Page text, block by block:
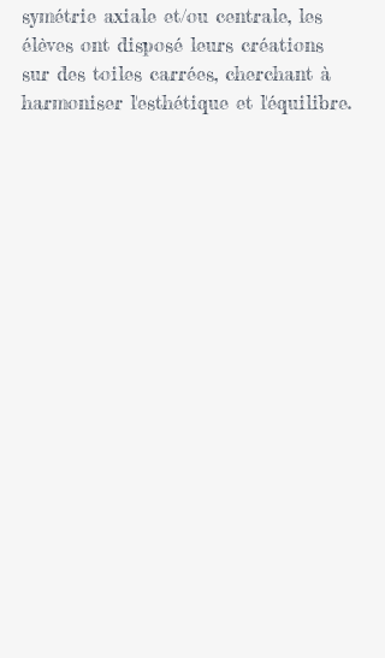
symétrie axiale et/ou centrale, les
élèves ont disposé leurs créations
sur des toiles carrées, cherchant à
harmoniser l'esthétique et l'équilibre.